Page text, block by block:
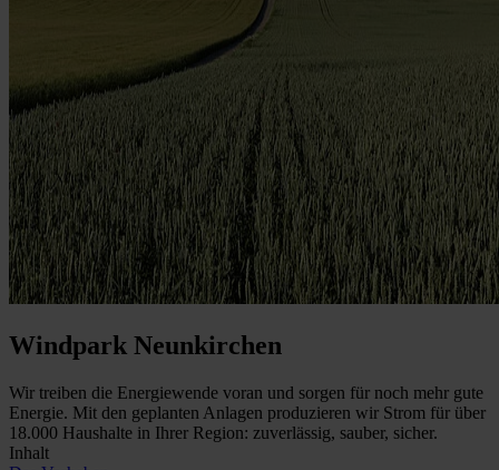
Windpark Neunkirchen
Wir treiben die Energiewende voran und sorgen für noch mehr gute
Energie. Mit den geplanten Anlagen produzieren wir Strom für über
18.000 Haushalte in Ihrer Region: zuverlässig, sauber, sicher.
Inhalt